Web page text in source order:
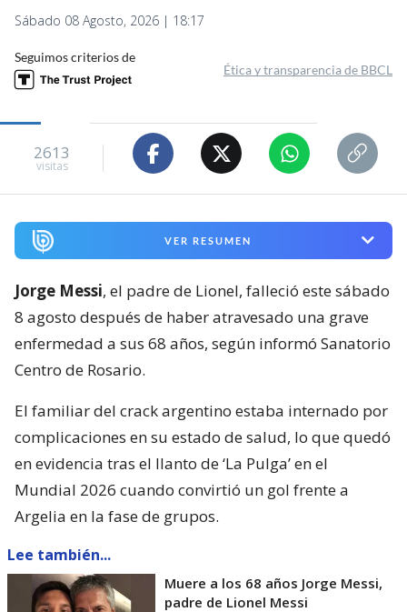
Sábado 08 Agosto, 2026 | 18:17
Seguimos criterios de
Ética y transparencia de BBCL
2613
visitas
VER RESUMEN
Jorge Messi, el padre de Lionel, falleció este sábado
8 agosto después de haber atravesado una grave
enfermedad a sus 68 años, según informó Sanatorio
Centro de Rosario.
El familiar del crack argentino estaba internado por
complicaciones en su estado de salud, lo que quedó
en evidencia tras el llanto de ‘La Pulga’ en el
Mundial 2026 cuando convirtió un gol frente a
Argelia en la fase de grupos.
Lee también...
Muere a los 68 años Jorge Messi,
padre de Lionel Messi